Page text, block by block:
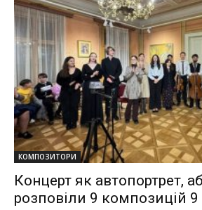
КОМПОЗИТОРИ
Концерт як автопортрет,
розповіли 9 композицій